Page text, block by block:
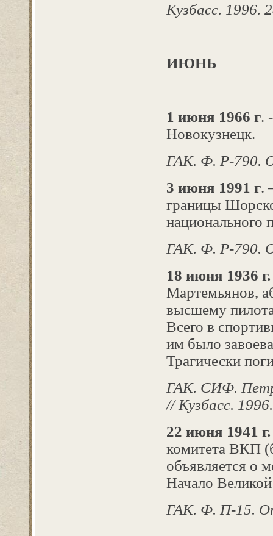
Кузбасс. 1996.
ИЮНЬ
1 июня 1966 г.
Новокузнецк.
ГАК. Ф. Р-790.
3 июня 1991 г.
границы
национального
ГАК. Ф. Р-790.
18 июня 1936 г.
Мартемьянов,
высшему
Всего в
им было
Трагически
ГАК. СИФ.
// Кузбасс.
22 июня 1941 г.
комитета ВКП
объявляется о
Начало
ГАК. Ф. П-15.